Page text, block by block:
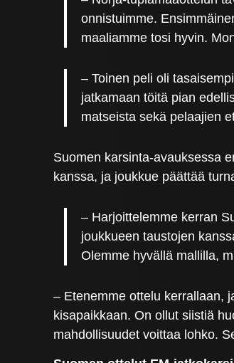
onnistuimme.
maaliamme tosi hyvin.
– Toinen peli oli
jatkamaan töitä pian
matseista sekä pelaajien
Suomen karsinta-avauksessa
kanssa, ja joukkue päättää
– Harjoittelemme kerran
joukkueen taustojen
Olemme hyvällä mallilla,
– Etenemme ottelu kerrallaan,
kisapaikkaan. On ollut siistiä
mahdollisuudet voittaa lohko.